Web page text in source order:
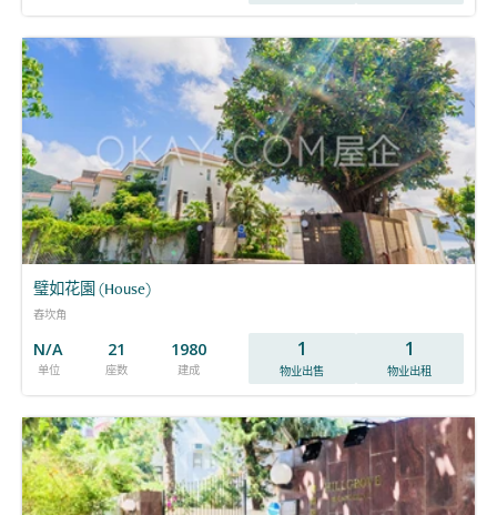
璧如花園 (House)
舂坎角
N/A
单位
21
座数
1980
建成
1
物业出售
1
物业出租